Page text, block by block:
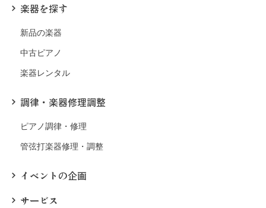
楽器を探す
新品の楽器
中古ピアノ
楽器レンタル
調律・楽器修理調整
ピアノ調律・修理
管弦打楽器修理・調整
イベントの企画
サービス